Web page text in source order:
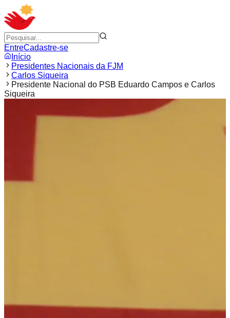
EntreCadastre-se
Início
Presidentes Nacionais da FJM
Carlos Siqueira
Presidente Nacional do PSB Eduardo Campos e Carlos
Siqueira